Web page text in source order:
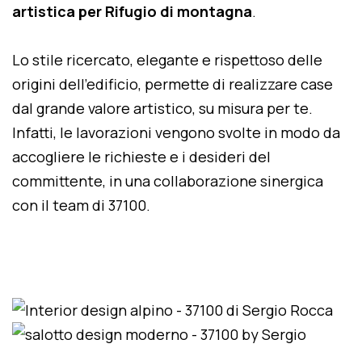
artistica per Rifugio di montagna.
Lo stile ricercato, elegante e rispettoso delle
origini dell'edificio, permette di realizzare case
dal grande valore artistico, su misura per te.
Infatti, le lavorazioni vengono svolte in modo da
accogliere le richieste e i desideri del
committente, in una collaborazione sinergica
con il team di 37100.